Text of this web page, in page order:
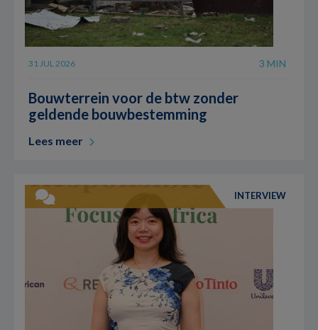
31 JUL 2026 3 MIN
Bouwterrein voor de btw zonder
geldende bouwbestemming
Lees meer
INTERVIEW